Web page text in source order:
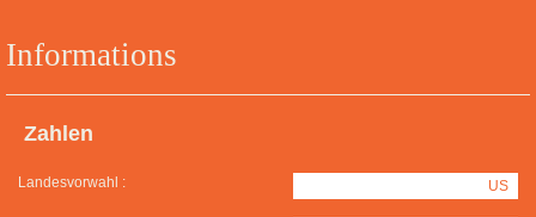
Informations
Zahlen
Landesvorwahl : US